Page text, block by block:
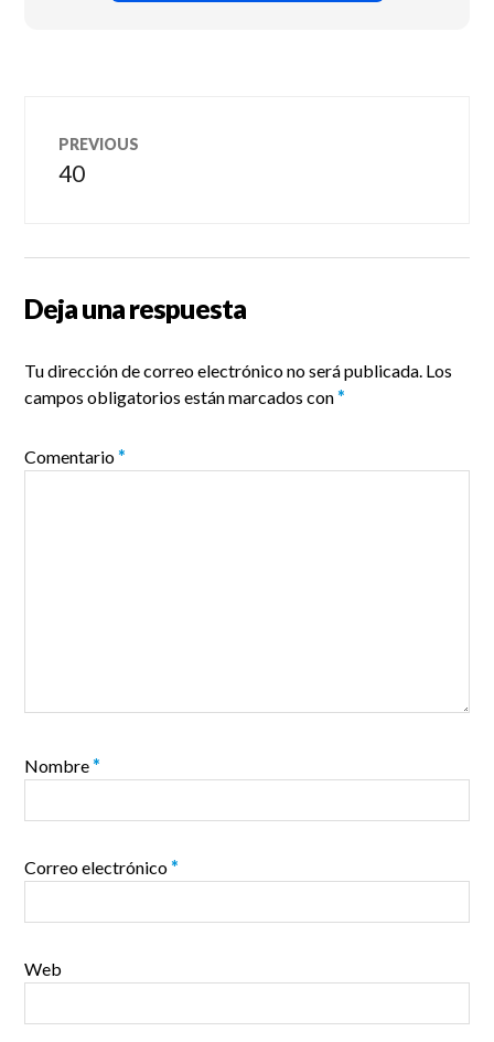
de
PREVIOUS
Previous
40
Deja una respuesta
Tu dirección de correo electrónico no será publicada. Los
campos obligatorios están marcados con*
Comentario*
Nombre*
Correo electrónico*
Web